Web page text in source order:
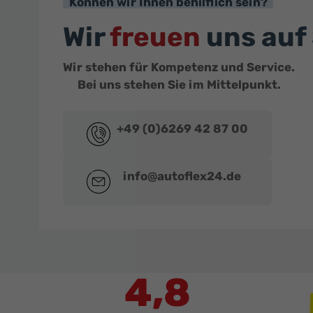
Wirfreuen uns auf
Wir stehen für Kompetenz und Service.
Bei uns stehen Sie im Mittelpunkt.
+49 (0)6269 42 87 00
info@autoflex24.de
4,8